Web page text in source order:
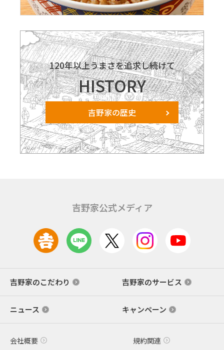
120年以上うまさを追求し続けて
HISTORY
吉野家の歴史
吉野家公式メディア
吉野家のこだわり 吉野家のサービス
ニュース キャンペーン
会社概要 規約関連